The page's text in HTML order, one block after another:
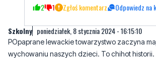
POpaprane lewackie towarzystwo zaczyna
Minister przypomni sobie o tym, aby w każdej
wizerunek 1go sekretarza Wielkie Koalicji
rzekomo wiekopomne dzieło pt. "Był sobie